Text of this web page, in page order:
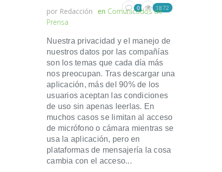
por Redacción en Comunicados de
Prensa
0 1872
Nuestra privacidad y el manejo de
nuestros datos por las compañías
son los temas que cada día más
nos preocupan. Tras descargar una
aplicación, más del 90% de los
usuarios aceptan las condiciones
de uso sin apenas leerlas. En
muchos casos se limitan al acceso
de micrófono o cámara mientras se
usa la aplicación, pero en
plataformas de mensajería la cosa
cambia con el acceso...